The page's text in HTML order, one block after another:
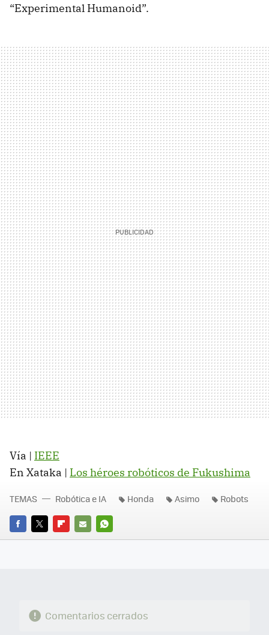
“Experimental Humanoid”.
Vía | IEEE
En Xataka | Los héroes robóticos de Fukushima
FACEBOOK
TWITTERFLIPBOARD
E-
WHATSAPP
TEMAS Robótica e IA Honda Asimo Robots
Comentarios cerrados